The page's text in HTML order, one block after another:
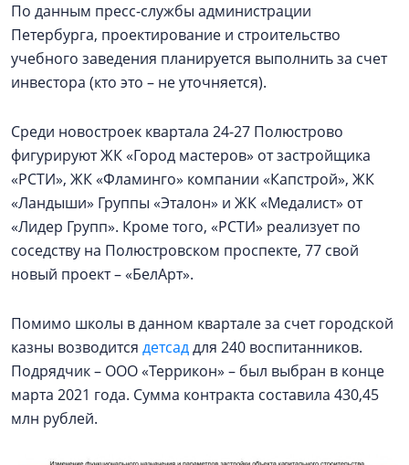
По данным пресс-службы администрации
Петербурга, проектирование и строительство
учебного заведения планируется выполнить за счет
инвестора (кто это – не уточняется).
Среди новостроек квартала 24-27 Полюстрово
фигурируют ЖК «Город мастеров» от застройщика
«РСТИ», ЖК «Фламинго» компании «Капстрой», ЖК
«Ландыши» Группы «Эталон» и ЖК «Медалист» от
«Лидер Групп». Кроме того, «РСТИ» реализует по
соседству на Полюстровском проспекте, 77 свой
новый проект – «БелАрт».
Помимо школы в данном квартале за счет городской
казны возводится детсаддля 240 воспитанников.
Подрядчик – ООО «Террикон» – был выбран в конце
марта 2021 года. Сумма контракта составила 430,45
млн рублей.